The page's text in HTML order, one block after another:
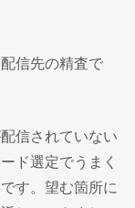
信先の精査で
信されていない
ド選定でうまく
す。望む箇所に